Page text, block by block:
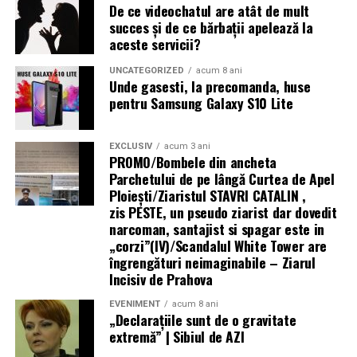
Carrefour.
Xiaomi Smart Band 10 Pro
Versiunea standard, preț recomandat de 409.99 lei
Versiunea NFC, preț recomandat de 499.99 lei și
disponibilitate de la jumătatea lunii iunie.
Promoțional, timp de o lună, utilizatorii primesc și un
voucher echivalent a 10% din valoarea produsului.
Noul dispozitiv, versiunea standard, este disponibil pe
, MiStore, în rețelele eMag, Flanco, Altex
și, în viitor, Carrefour.
www.mi.com/ro
, MiStore, în rețelele Altex și, în viitor,
Carrefour
HONOR Watch 6 este disponibil în România în
variantele de culoare Twilight Brown și Shadow Black, la
prețurile recomandate de 1.199 lei, respectiv 1.099 lei
iar până pe 31 august acesta vine cu o reducere de 100
de lei la toți partenerii oficiali HONOR.
Mai multe informații despre HONOR Watch 6 sunt
disponibile pe pagina oficială a produsului:
https://www.honor.com/ro/wearables/honor-watch-6/.
De ce videochatul are atât de mult
succes și de ce bărbații apelează la
aceste servicii?
UNCATEGORIZED acum 8 ani
Unde gasesti, la precomanda, huse
pentru Samsung Galaxy S10 Lite
EXCLUSIV acum 3 ani
PROMO/Bombele din ancheta
Parchetului de pe lângă Curtea de Apel
Ploieşti/Ziaristul STAVRI CATALIN ,
zis PESTE, un pseudo ziarist dar dovedit
narcoman, santajist si spagar este in
„corzi”(IV)/Scandalul White Tower are
îngrengături neimaginabile – Ziarul
Incisiv de Prahova
EVENIMENT acum 8 ani
„Declaraţiile sunt de o gravitate
extremă” | Sibiul de AZI